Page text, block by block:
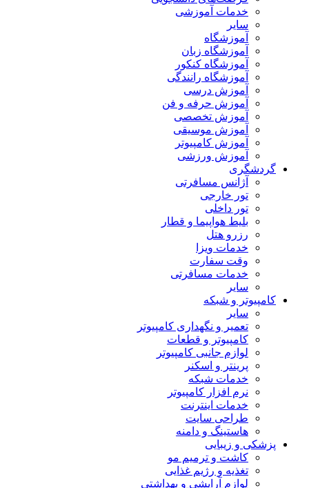
خدمات آموزشی
سایر
آموزشگاه
آموزشگاه زبان
آموزشگاه کنکور
آموزشگاه رانندگی
آموزش درسی
آموزش حرفه و فن
آموزش تخصصی
آموزش موسیقی
آموزش کامپیوتر
آموزش ورزشی
گردشگری
آژانس مسافرتی
تور خارجی
تور داخلی
بلیط هواپیما و قطار
رزرو هتل
خدمات ویزا
وقت سفارت
خدمات مسافرتی
سایر
کامپیوتر و شبکه
سایر
تعمیر و نگهداری کامپیوتر
کامپیوتر و قطعات
لوازم جانبی کامپیوتر
پرینتر و اسکنر
خدمات شبکه
نرم افزار کامپیوتر
خدمات اینترنت
طراحی سایت
هاستینگ و دامنه
پزشکی و زیبایی
کاشت و ترمیم مو
تغذیه و رژیم غذایی
لوازم آرایشی و بهداشتی